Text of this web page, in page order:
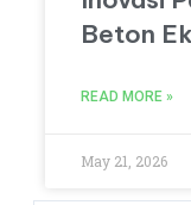
Beton
READ MORE »
May 21, 2026